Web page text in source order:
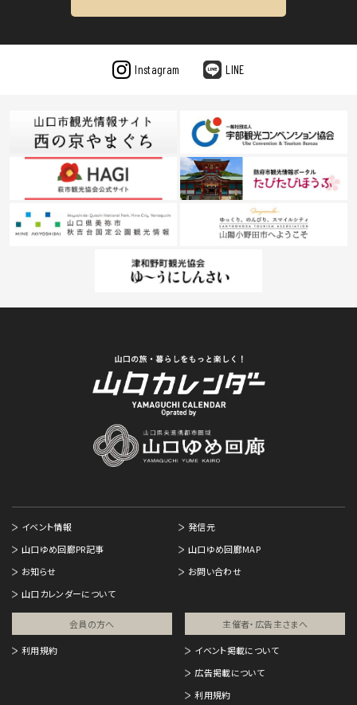
Instagram LINE
イベント情報
発信元
山口ゆめ回廊PR記事
山口ゆめ回廊MAP
お知らせ
お問い合わせ
山口カレンダーについて
会員の方へ
利用規約
主催者・広告主さまへ​
イベント掲載について
広告掲載について
利用規約